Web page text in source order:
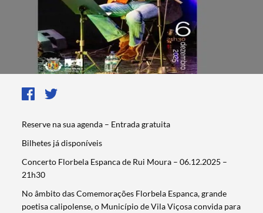
Reserve na sua agenda – Entrada gratuita
Bilhetes já disponíveis
Concerto Florbela Espanca de Rui Moura – 06.12.2025 –
21h30
No âmbito das Comemorações Florbela Espanca, grande
poetisa calipolense, o Município de Vila Viçosa convida para